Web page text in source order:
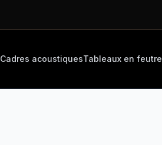
Cadres acoustiquesTableaux en feutre